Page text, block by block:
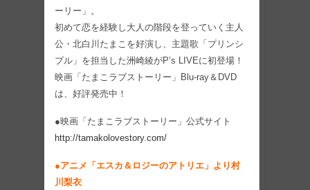
ーリー」。
初めて恋を経験し大人の階段を登っていく主人
公・北白川たまこを好演し、主題歌「プリンシ
プル」を担当した洲崎綾がP’s LIVEに初登場！
映画「たまこラブストーリー」Blu-ray＆DVD
は、好評発売中！
●映画「たまこラブストーリー」公式サイト
http://tamakolovestory.com/
●アニメ「エスカ＆ロジーのアトリエ」より村
川梨衣